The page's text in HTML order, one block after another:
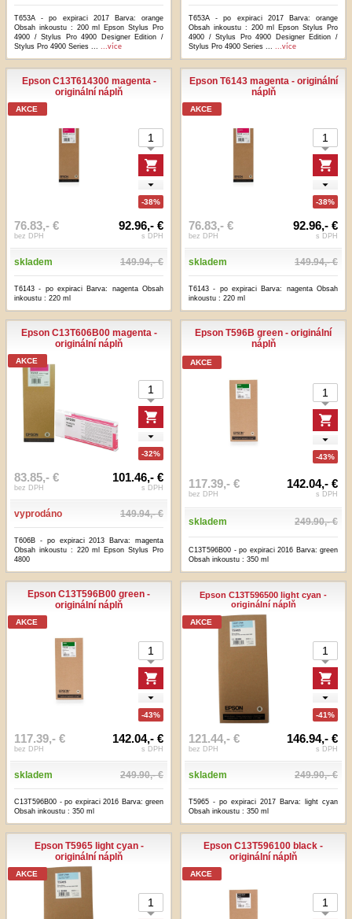
T653A - po expiraci 2017 Barva: orange
Obsah inkoustu : 200 ml Epson Stylus Pro
4900 / Stylus Pro 4900 Designer Edition /
Stylus Pro 4900 Series ... ...více
T653A - po expiraci 2017 Barva: orange
Obsah inkoustu : 200 ml Epson Stylus Pro
4900 / Stylus Pro 4900 Designer Edition /
Stylus Pro 4900 Series ... ...více
Epson C13T614300 magenta -
originální náplň
AKCE
-38%
76.83,- €
bez DPH
92.96,- €
s DPH
skladem 149.94,- €
T6143 - po expiraci Barva: nagenta Obsah
inkoustu : 220 ml
Epson T6143 magenta - originální
náplň
AKCE
-38%
76.83,- €
bez DPH
92.96,- €
s DPH
skladem 149.94,- €
T6143 - po expiraci Barva: nagenta Obsah
inkoustu : 220 ml
Epson C13T606B00 magenta -
originální náplň
AKCE
-32%
83.85,- €
bez DPH
101.46,- €
s DPH
vyprodáno 149.94,- €
T606B - po expiraci 2013 Barva: magenta
Obsah inkoustu : 220 ml Epson Stylus Pro
4800
Epson T596B green - originální
náplň
AKCE
-43%
117.39,- €
bez DPH
142.04,- €
s DPH
skladem 249.90,- €
C13T596B00 - po expiraci 2016 Barva: green
Obsah inkoustu : 350 ml
Epson C13T596B00 green -
originální náplň
AKCE
-43%
117.39,- €
bez DPH
142.04,- €
s DPH
skladem 249.90,- €
C13T596B00 - po expiraci 2016 Barva: green
Obsah inkoustu : 350 ml
Epson C13T596500 light cyan -
originální náplň
AKCE
-41%
121.44,- €
bez DPH
146.94,- €
s DPH
skladem 249.90,- €
T5965 - po expiraci 2017 Barva: light cyan
Obsah inkoustu : 350 ml
Epson T5965 light cyan -
originální náplň
AKCE
Epson C13T596100 black -
originální náplň
AKCE